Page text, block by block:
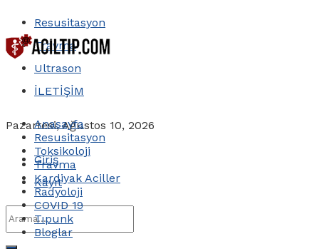
Resusitasyon
Travma
Ultrason
İLETİŞİM
Pazartesi, Ağustos 10, 2026
Giriş
Kayıt
Anasayfa
Resusitasyon
Toksikoloji
Travma
Kardiyak Aciller
Radyoloji
COVID 19
Tıpunk
Bloglar